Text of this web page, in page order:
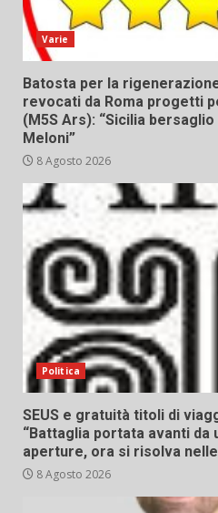
Varie
Batosta per la
revocati da Roma progetti
(M5S Ars): “Sicilia
Meloni”
8 Agosto 2026
Politica
SEUS e gratuità titoli di
“Battaglia portata avanti da
aperture, ora si risolva
8 Agosto 2026